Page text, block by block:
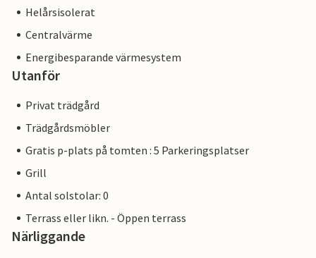
Helårsisolerat
Centralvärme
Energibesparande värmesystem
Utanför
Privat trädgård
Trädgårdsmöbler
Gratis p-plats på tomten : 5 Parkeringsplatser
Grill
Antal solstolar: 0
Terrass eller likn. - Öppen terrass
Närliggande